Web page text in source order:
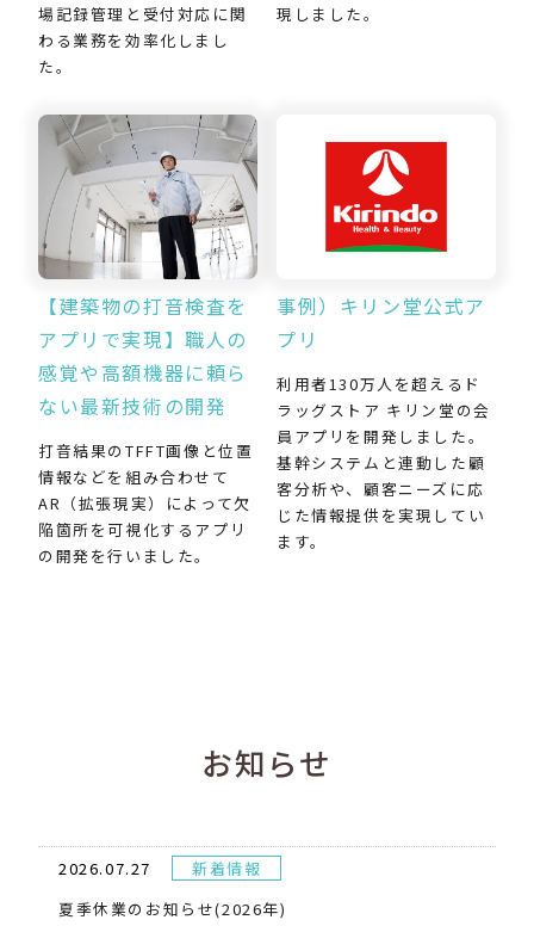
場記録管理と受付対応に関
わる業務を効率化しまし
た。
現しました。
【建築物の打音検査を
アプリで実現】職人の
感覚や高額機器に頼ら
ない最新技術の開発
打音結果のTFFT画像と位置
情報などを組み合わせて
AR（拡張現実）によって欠
陥箇所を可視化するアプリ
の開発を行いました。
事例）キリン堂公式ア
プリ
利用者130万人を超えるド
ラッグストア キリン堂の会
員アプリを開発しました。
基幹システムと連動した顧
客分析や、顧客ニーズに応
じた情報提供を実現してい
ます。
お知らせ
2026.07.27
新着情報
夏季休業のお知らせ(2026年)